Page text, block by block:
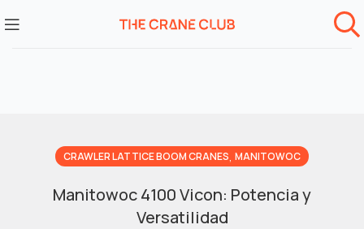
CRAWLER LATTICE BOOM CRANES, MANITOWOC
Manitowoc 4100 Vicon: Potencia y
Versatilidad